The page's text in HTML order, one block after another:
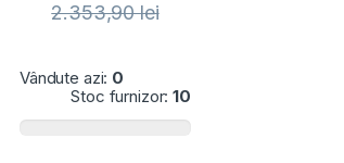
31,51lei
Vândute azi:
Stoc furnizor: